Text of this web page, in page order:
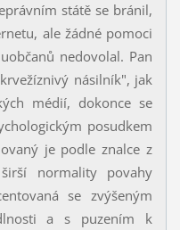
státě se bránil,
ale žádné pomoci
nedovolal. Pan
násilník", jak
médií, dokonce se
posudkem
je podle znalce z
normality povahy
se zvýšeným
a s puzením k